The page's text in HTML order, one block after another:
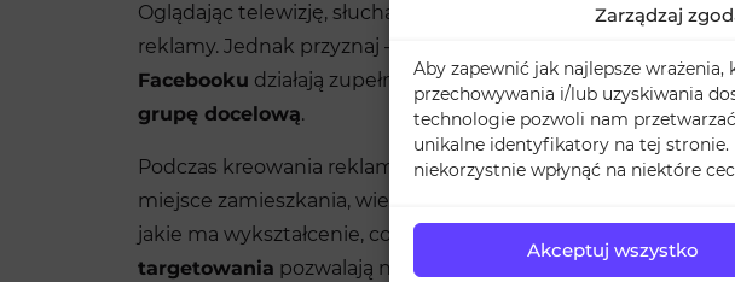
Zarządzaj
Aby zapewnić jak najlepsze
przechowywania i/lub uzyskiwania
technologie pozwoli nam
unikalne identyfikatory na tej
niekorzystnie wpłynąć na niektóre
Akceptuj wszystko
Oglądając telewizję, słuchając radia bądź czytając gazetę,
reklamy. Jednak przyznaj – ile z nich naprawdę przyciąga
Facebooku działają zupełnie inaczej. Korzystając z nich,
grupę docelową.
Podczas kreowania reklamy, to Ty decydujesz, komu będzie
miejsce zamieszkania, wiek, czy płeć, którą posiada Twoja
jakie ma wykształcenie, co robi w wolnym czasie i czy ma
targetowania pozwalają na precyzyjne kierowanie